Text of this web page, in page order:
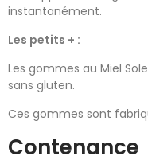
instantanément.
Les petits + :
Les gommes au Miel
sans gluten.
Ces gommes sont
Contenance